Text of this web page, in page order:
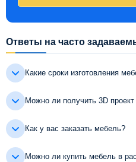
Ответы на часто
Какие сроки изготовления
Можно ли получить 3D
Как у вас заказать мебель?
Можно ли купить мебель в